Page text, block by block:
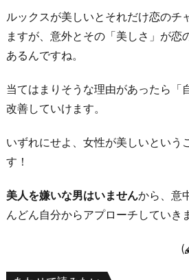
ルックスが美しいとそれだけ恋のチ
ますが、意外とその「美しさ」が恋
あるんですね。
当てはまりそうな理由があったら「
改善していけます。
いずれにせよ、女性が美しいという
す！
美人を嫌いな男はいませんから、意
んどん自分からアプローチしていき
(